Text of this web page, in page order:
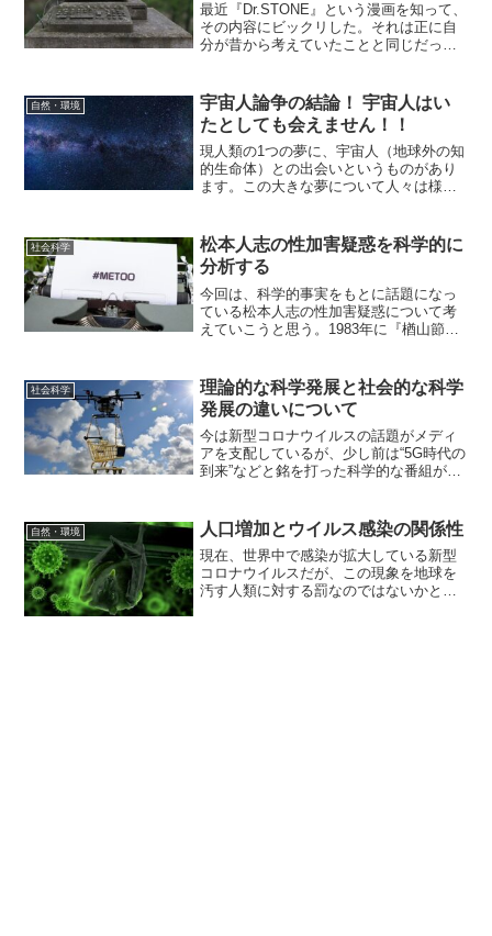
最近『Dr.STONE』という漫画を知って、
その内容にビックリした。それは正に自
分が昔から考えていたことと同じだった
たのかというと、『現在の人間（個人）
が、ある日突然に...
自然・環境
宇宙人論争の結論！ 宇宙人はい
たとしても会えません！！
現人類の1つの夢に、宇宙人（地球外の知
的生命体）との出会いというものがあり
ます。この大きな夢について人々は様々
ょう。そんな宇宙人について、科学的に
考えていきたいと思いま...
社会科学
松本人志の性加害疑惑を科学的に
分析する
今回は、科学的事実をもとに話題になっ
ている松本人志の性加害疑惑について考
えていこうと思う。1983年に『楢山節
ルム・ドール（最高の賞）を受賞した。
この映画は、一定の年...
社会科学
理論的な科学発展と社会的な科学
発展の違いについて
今は新型コロナウイルスの話題がメディ
アを支配しているが、少し前は“5G時代の
到来”などと銘を打った科学的な番組がよ
で一気に話題となったワードたちだ。こ
ういった科学的な...
自然・環境 人口増加とウイルス感染の関係性
現在、世界中で感染が拡大している新型
コロナウイルスだが、この現象を地球を
汚す人類に対する罰なのではないかと考